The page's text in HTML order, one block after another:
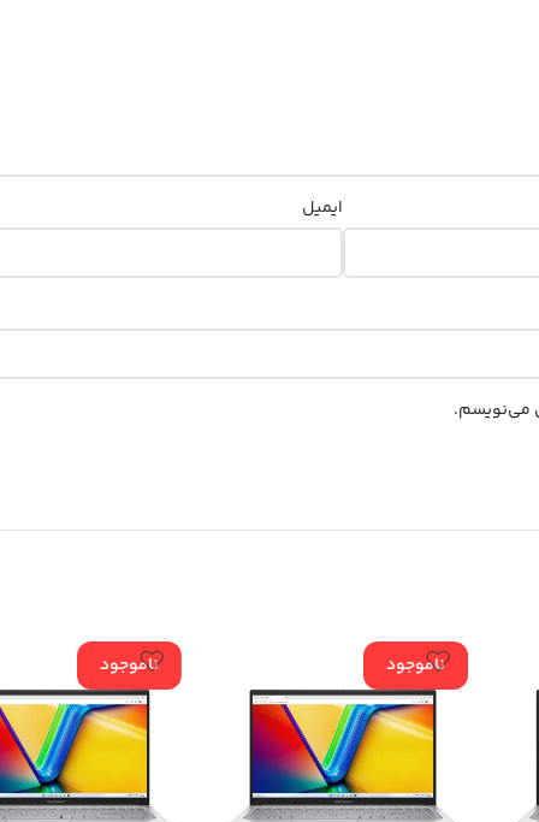
ایمیل
می‌نویسم.
ناموجود ناموجود